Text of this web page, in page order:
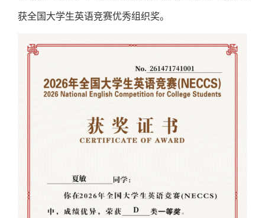
获全国大学生英语竞赛优秀组织奖。